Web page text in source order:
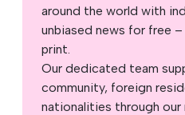
around the world with
unbiased news for free
print.
Our dedicated team
community, foreign
nationalities through our